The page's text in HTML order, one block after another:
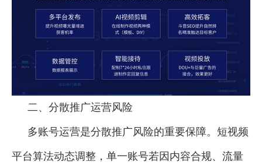
二、分散推广运营风险
多账号运营是分散推广风险的重要保障。短视频
平台算法动态调整，单一账号若因内容合规、流量